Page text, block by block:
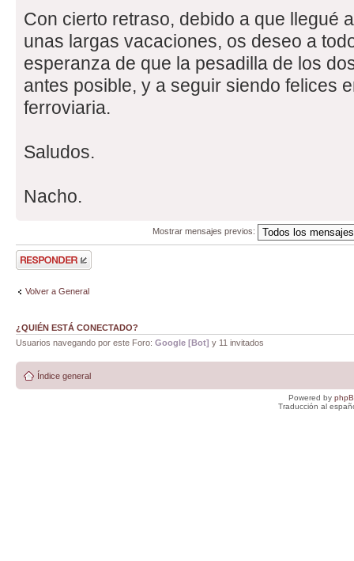
Con cierto retraso, debido a que llegué
unas largas vacaciones, os deseo a
esperanza de que la pesadilla de los
antes posible, y a seguir siendo felices
ferroviaria.
Saludos.
Nacho.
Mostrar mensajes previos:
Publicar una
respuesta
Volver a General
¿QUIÉN ESTÁ CONECTADO?
Usuarios navegando por este Foro: Google [Bot] y 11 invitados
Índice general
Powered by
Traducción al